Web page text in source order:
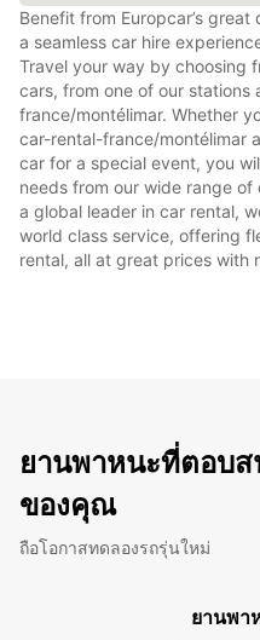
Benefit from Europcar’s
a seamless car hire
Travel your way by choosing
cars, from one of our stations
france/montélimar. Whether
car-rental-france/montélimar
car for a special event, you
needs from our wide range
a global leader in car rental,
world class service, offering
rental, all at great prices with
ยานพาหนะที่ตอบส
ของคุณ
ถือโอกาสทดลองรถรุ่นใหม่
ยานพา